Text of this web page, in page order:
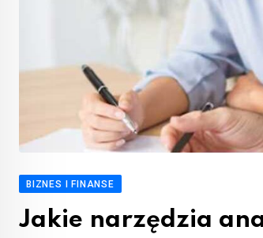
BIZNES I FINANSE
Jakie narzędzia